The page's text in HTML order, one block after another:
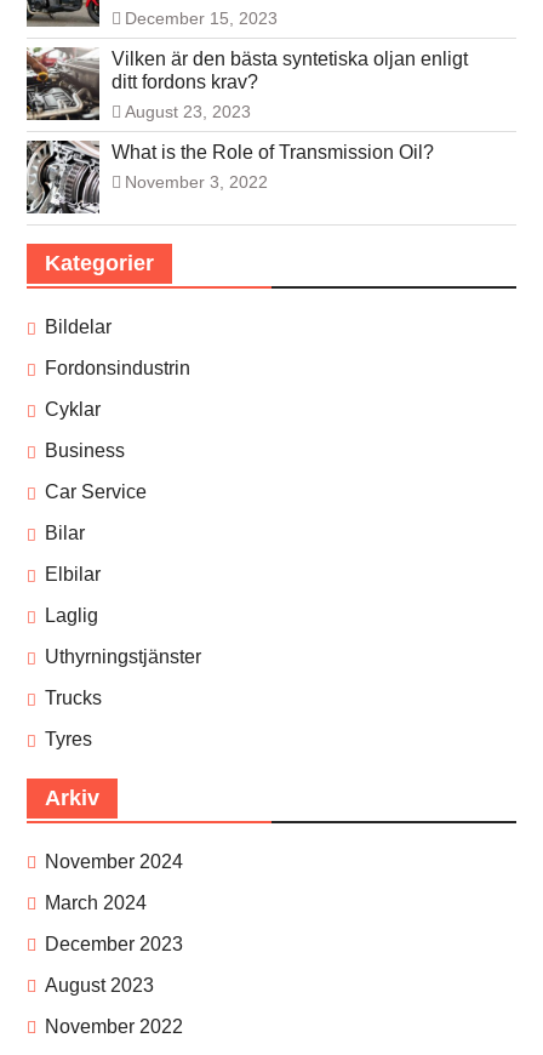
December 15, 2023
Vilken är den bästa syntetiska oljan enligt
ditt fordons krav?
August 23, 2023
What is the Role of Transmission Oil?
November 3, 2022
Kategorier
Bildelar
Fordonsindustrin
Cyklar
Business
Car Service
Bilar
Elbilar
Laglig
Uthyrningstjänster
Trucks
Tyres
Arkiv
November 2024
March 2024
December 2023
August 2023
November 2022